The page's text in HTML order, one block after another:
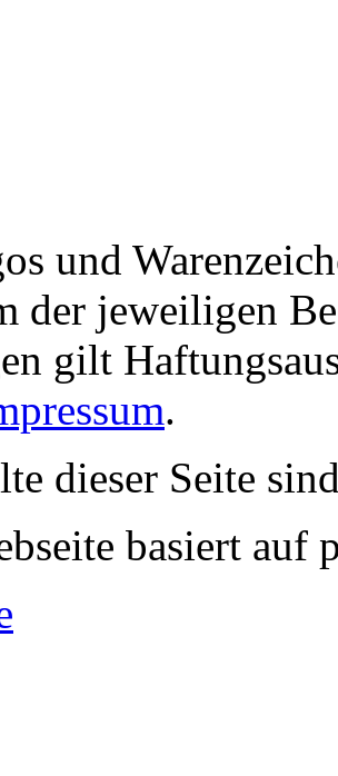
und
der jeweiligen
gilt
.
dieser Seite
basiert auf